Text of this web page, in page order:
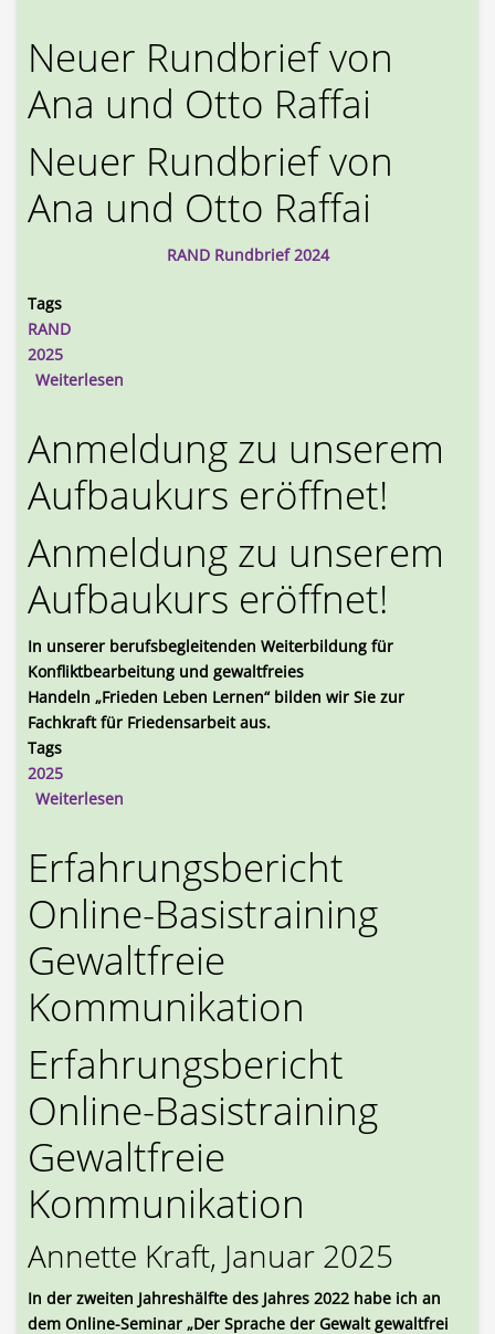
Neuer Rundbrief von
Ana und Otto Raffai
Neuer Rundbrief von
Ana und Otto Raffai
RAND Rundbrief 2024
Tags
RAND
2025
Weiterlesen
Anmeldung zu unserem
Aufbaukurs eröffnet!
Anmeldung zu unserem
Aufbaukurs eröffnet!
In unserer berufsbegleitenden Weiterbildung für
Konfliktbearbeitung und gewaltfreies
Handeln „Frieden Leben Lernen“bilden wir Sie zur
Fachkraft für Friedensarbeit aus.
Tags
2025
Weiterlesen
Erfahrungsbericht
Online-Basistraining
Gewaltfreie
Kommunikation
Erfahrungsbericht
Online-Basistraining
Gewaltfreie
Kommunikation
Annette Kraft, Januar 2025
In der zweiten Jahreshälfte des Jahres 2022 habe ich an
dem Online-Seminar „Der Sprache der Gewalt gewaltfrei